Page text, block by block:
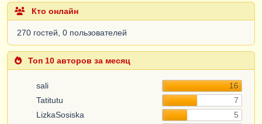
Кто онлайн
270 гостей, 0 пользователей
Топ 10 авторов за месяц
sali
16
Tatitutu
7
LizkaSosiska
5